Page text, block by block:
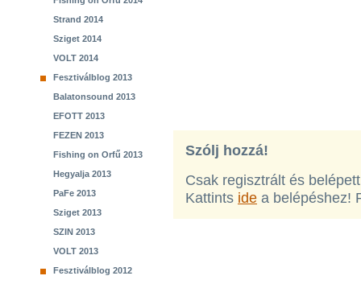
Strand 2014
Sziget 2014
VOLT 2014
Fesztiválblog 2013
Balatonsound 2013
EFOTT 2013
FEZEN 2013
Fishing on Orfű 2013
Hegyalja 2013
PaFe 2013
Sziget 2013
SZIN 2013
VOLT 2013
Fesztiválblog 2012
Szólj hozzá!
Csak regisztrált és
Kattints ide a belépéshez!